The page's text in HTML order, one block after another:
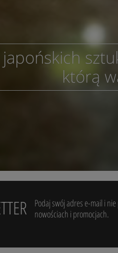
japońskich
którą
Podaj swój adres e-mail i
nowościach i promocjach.